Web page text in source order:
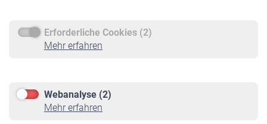
Erforderliche Cookies (2)
Mehr erfahren
Webanalyse (2)
Mehr erfahren
Service
Informationen
Online-Rechner
VBLnewsletter